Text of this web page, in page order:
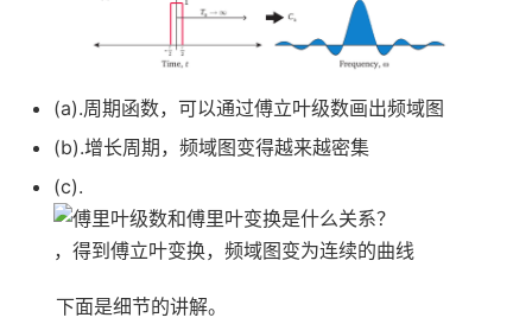
(a).周期函数，可以通过傅立叶级数画出频域图
(b).增长周期，频域图变得越来越密集
(c).
，得到傅立叶变换，频域图变为连续的曲线
下面是细节的讲解。